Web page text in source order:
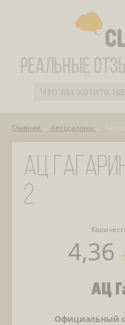
Главная Автосалоны
АЦ
2
4,36
Официальный